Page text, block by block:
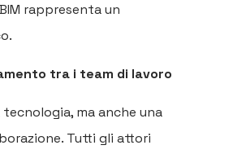
rappresenta un
tra i team di lavoro
tecnologia, ma anche una
Tutti gli attori